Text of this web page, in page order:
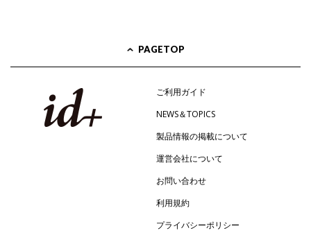
PAGETOP
ご利用ガイド
NEWS＆TOPICS
製品情報の掲載について
運営会社について
お問い合わせ
利用規約
プライバシーポリシー